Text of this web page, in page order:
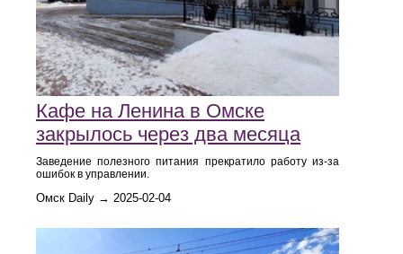
Кафе на Ленина в Омске
закрылось через два месяца
Заведение полезного питания прекратило работу из-за
ошибок в управлении.
Омск Daily → 2025-02-04